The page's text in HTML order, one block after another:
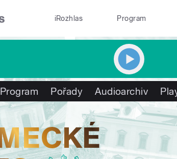
iRozhlas Program
Program Pořady Audioarchiv